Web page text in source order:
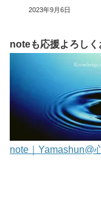
2023年9月6日
noteも応援よろしく
note｜Yamashun@